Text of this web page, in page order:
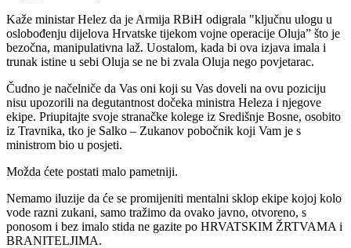
Kaže ministar Helez da je Armija RBiH odigrala "ključnu ulogu u
oslobođenju dijelova Hrvatske tijekom vojne operacije Oluja” što je
bezočna, manipulativna laž. Uostalom, kada bi ova izjava imala i
trunak istine u sebi Oluja se ne bi zvala Oluja nego povjetarac.
Čudno je načelniče da Vas oni koji su Vas doveli na ovu poziciju
nisu upozorili na degutantnost dočeka ministra Heleza i njegove
ekipe. Priupitajte svoje stranačke kolege iz Središnje Bosne, osobito
iz Travnika, tko je Salko – Zukanov pobočnik koji Vam je s
ministrom bio u posjeti.
Možda ćete postati malo pametniji.
Nemamo iluzije da će se promijeniti mentalni sklop ekipe kojoj kolo
vode razni zukani, samo tražimo da ovako javno, otvoreno, s
ponosom i bez imalo stida ne gazite po HRVATSKIM ŽRTVAMA i
BRANITELJIMA.